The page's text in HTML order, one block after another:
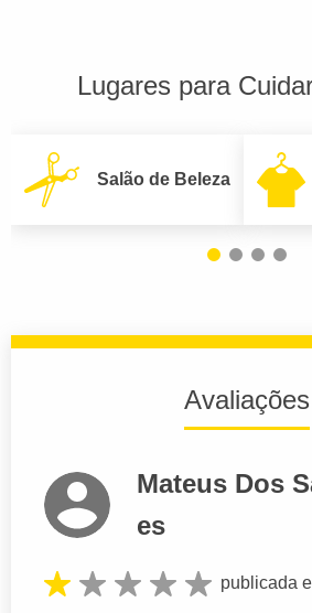
Lugares para
Salão de Beleza
Avaliações
Mateus Dos
es
publicada